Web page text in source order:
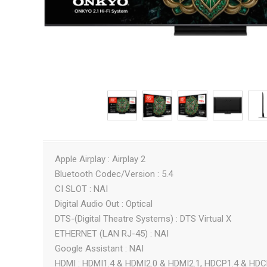
Apple Airplay : Airplay 2
Bluetooth Codec/Version : 5.4
CI SLOT : ΝΑΙ
Digital Audio Out : Optical
DTS-(Digital Theatre Systems) : DTS Virtual X
ETHERNET (LAN RJ-45) : ΝΑΙ
Google Assistant : ΝΑΙ
HDMI : HDMI1.4 & HDMI2.0 & HDMI2.1, HDCP1.4 &